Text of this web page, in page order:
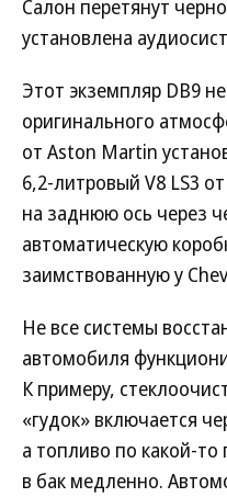
Салон перетянут
установлена
Этот экземпляр DB9
оригинального
от Aston Martin
6,2-литровый V8 LS3
на заднюю ось через
автоматическую
заимствованную у
Не все системы
автомобиля
К примеру,
«гудок» включается
а топливо по какой-
в бак медленно.